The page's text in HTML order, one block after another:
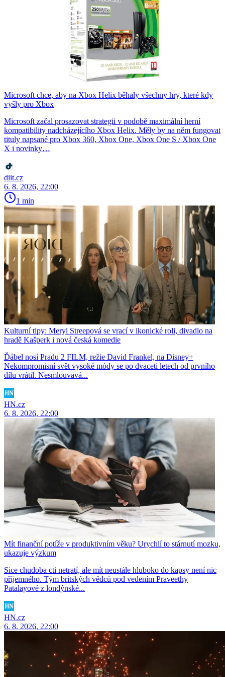
Microsoft chce, aby na Xbox Helix běhaly všechny hry, které kdy
vyšly pro Xbox
Microsoft začal prosazovat strategii v podobě maximální herní
kompatibility nadcházejícího Xbox Helix. Měly by na něm fungovat
tituly napsané pro Xbox 360, Xbox One, Xbox One S / Xbox One
X i novinky…
diit.cz
6. 8. 2026, 22:00
1 min
Kulturní tipy: Meryl Streepová se vrací v ikonické roli, divadlo na
hradě Kašperk i nová česká komedie
Ďábel nosí Pradu 2 FILM, režie David Frankel, na Disney+
Nekompromisní svět vysoké módy se po dvaceti letech od prvního
dílu vrátil. Nesmlouvavá...
HN.cz
6. 8. 2026, 22:00
Mít finanční potíže v produktivním věku? Urychlí to stárnutí mozku,
ukazuje výzkum
Sice chudoba cti netratí, ale mít neustále hluboko do kapsy není nic
příjemného. Tým britských vědců pod vedením Praveethy
Patalayové z londýnské...
HN.cz
6. 8. 2026, 22:00